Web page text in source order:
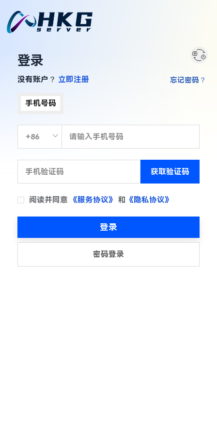
登录
没有账户？ 立即注册
手机号码
获取验证码
阅读并同意 《服务协议》 和 《隐私协议》
忘记密码？
登录
密码登录